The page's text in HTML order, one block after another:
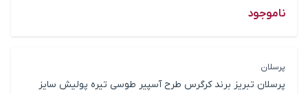
ناموجود
پرسلان
پرسلان تبریز برند کرگرس طرح آسپیر طوسی تیره پولیش سایز